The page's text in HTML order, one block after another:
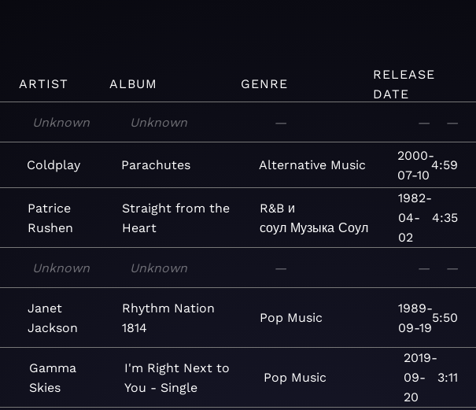
ARTIST ALBUM GENRE
RELEASE
DATE
Unknown Unknown — — —
Coldplay Parachutes Alternative Music
2000-
07-10
4:59
Patrice
Rushen
Straight from the
Heart
R&B и
соул Музыка Соул
1982-
04-
02
4:35
Unknown Unknown — — —
Janet
Jackson
Rhythm Nation
1814
Pop Music
1989-
09-19
5:50
Gamma
Skies
I'm Right Next to
You - Single
Pop Music
2019-
09-
20
3:11